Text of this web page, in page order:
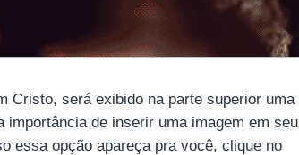
Cristo, será exibido na parte superior uma
importância de inserir uma imagem em seu
essa opção apareça pra você, clique no